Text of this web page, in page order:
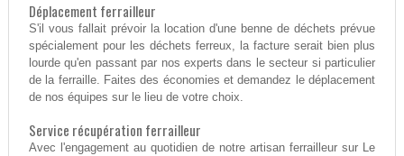
Déplacement ferrailleur
S'il vous fallait prévoir la location d'une benne de déchets prévue
spécialement pour les déchets ferreux, la facture serait bien plus
lourde qu'en passant par nos experts dans le secteur si particulier
de la ferraille. Faites des économies et demandez le déplacement
de nos équipes sur le lieu de votre choix.
Service récupération ferrailleur
Avec l'engagement au quotidien de notre artisan ferrailleur sur Le